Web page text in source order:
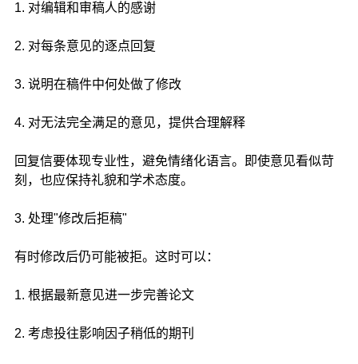
1. 对编辑和审稿人的感谢
2. 对每条意见的逐点回复
3. 说明在稿件中何处做了修改
4. 对无法完全满足的意见，提供合理解释
回复信要体现专业性，避免情绪化语言。即使意见看似苛
刻，也应保持礼貌和学术态度。
3. 处理"修改后拒稿"
有时修改后仍可能被拒。这时可以：
1. 根据最新意见进一步完善论文
2. 考虑投往影响因子稍低的期刊